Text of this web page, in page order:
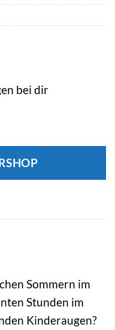
bei dir
Sommern im
Stunden im
Kinderaugen?